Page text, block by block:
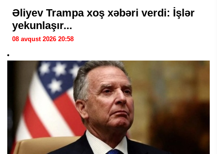
Əliyev Trampa xoş xəbəri verdi: İşlər
yekunlaşır...
08 avqust 2026 20:58